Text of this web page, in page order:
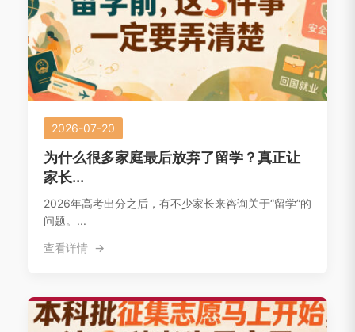
2026-07-20
为什么很多家庭最后放弃了留学？真正让
家长...
2026年高考出分之后，有不少家长来咨询关于“留学”的
问题。...
查看详情